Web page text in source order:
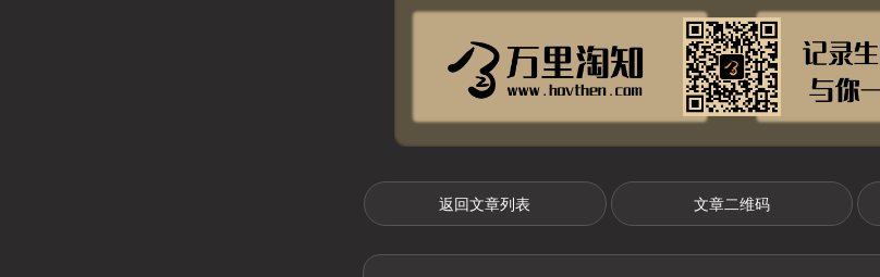
返回文章列表 文章二维码